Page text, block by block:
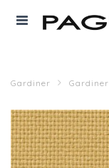
Gardiner Gardiner